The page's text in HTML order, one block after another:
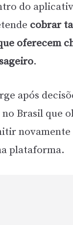
do
cobrar
oferecem
.
após
Brasil que
novamente
plataforma.